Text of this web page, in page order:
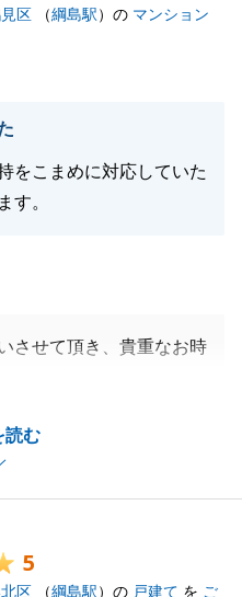
る区 （綱島駅）の マンション
をこまめに対応していた
す。
読む
させて頂き、貴重なお時
5
区 （綱島駅）の 戸建て を ご